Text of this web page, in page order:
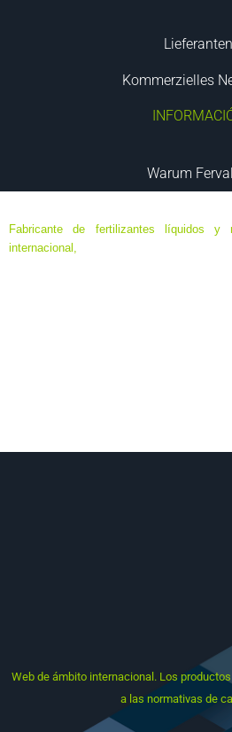
Lieferanten
Kommerzielles
Warum
Fabricante de fertilizantes líquidos y
internacional,
Webde ámbito internacional. Los
a las normativas de